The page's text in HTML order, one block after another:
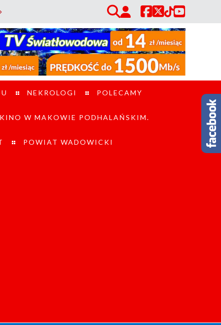
Wzmocni działania ratowników w trudnym terenie. /
NEKROLOGI POLECAMY
KINO W MAKOWIE PODHALAŃSKIM.
POWIAT WADOWICKI